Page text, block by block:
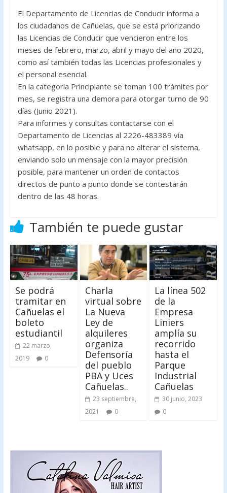
e
b
o
o
k
itt
er
h
at
s
A
p
p
El Departamento de Licencias de Conducir informa a
los ciudadanos de Cañuelas, que se está priorizando
las Licencias de Conducir que vencieron entre los
meses de febrero, marzo, abril y mayo del año 2020,
como así también todas las Licencias profesionales y
el personal esencial.
En la categoría Principiante se toman 100 trámites por
mes, se registra una demora para otorgar turno de 90
días (Junio 2021).
Para informes y consultas contactarse con el
Departamento de Licencias al 2226-483389 vía
whatsapp, en lo posible y para no alterar el sistema,
enviando solo un mensaje con la mayor precisión
posible, para mantener un orden de contactos
directos de punto a punto donde se contestarán
dentro de las 48 horas.
También te puede gustar
Se podrá
tramitar en
Cañuelas el
boleto
estudiantil
22 marzo,
2019
0
Charla
virtual sobre
La Nueva
Ley de
alquileres
organiza
Defensoría
del pueblo
PBA y Uces
Cañuelas..
23 septiembre,
2021
0
La línea 502
de la
Empresa
Liniers
amplía su
recorrido
hasta el
Parque
Industrial
Cañuelas
30 junio, 2023
0